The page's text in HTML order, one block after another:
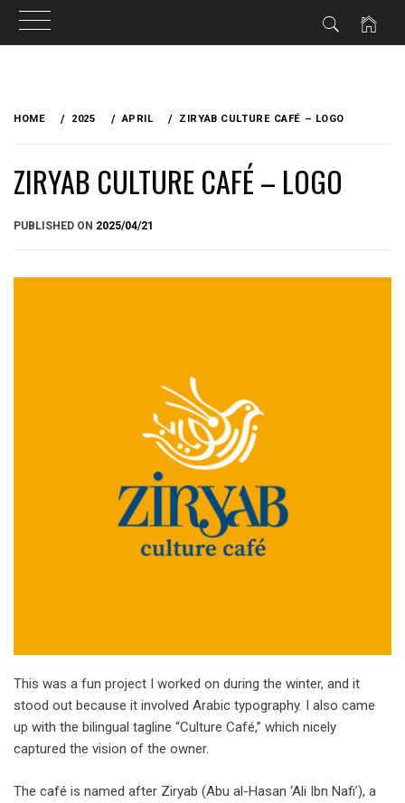
HOME 2025 APRIL ZIRYAB CULTURE CAFÉ – LOGO
ZIRYAB CULTURE CAFÉ – LOGO
PUBLISHED ON 2025/04/21
This was a fun project I worked on during the winter, and it
stood out because it involved Arabic typography. I also came
up with the bilingual tagline “Culture Café,” which nicely
captured the vision of the owner.
The café is named after Ziryab (Abu al-Hasan ‘Ali Ibn Nafi’), a